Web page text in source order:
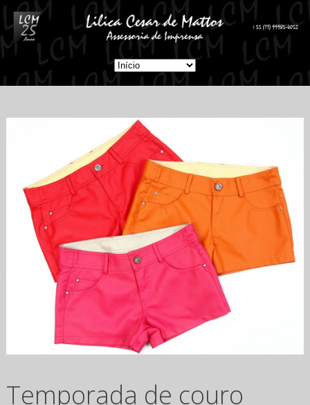
Temporada de couro